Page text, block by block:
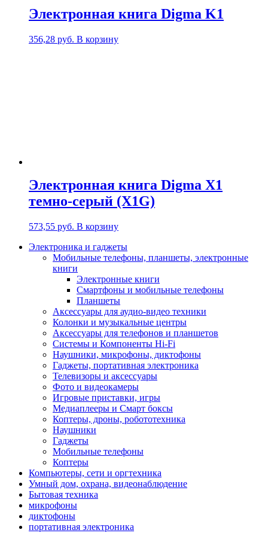
Электронная книга Digma K1
356,28 руб. В корзину
Электронная книга Digma X1
темно-серый (X1G)
573,55 руб. В корзину
Электроника и гаджеты
Мобильные телефоны, планшеты, электронные
книги
Электронные книги
Смартфоны и мобильные телефоны
Планшеты
Аксессуары для аудио-видео техники
Колонки и музыкальные центры
Аксессуары для телефонов и планшетов
Системы и Компоненты Hi-Fi
Наушники, микрофоны, диктофоны
Гаджеты, портативная электроника
Телевизоры и аксессуары
Фото и видеокамеры
Игровые приставки, игры
Медиаплееры и Смарт боксы
Коптеры, дроны, робототехника
Наушники
Гаджеты
Мобильные телефоны
Коптеры
Компьютеры, сети и оргтехника
Умный дом, охрана, видеонаблюдение
Бытовая техника
микрофоны
диктофоны
портативная электроника